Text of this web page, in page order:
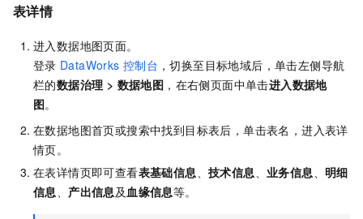
表详情
进入数据地图页面。
登录 DataWorks 控制台 ，切换至目标地域后，单击左侧导航
栏的数据治理 > 数据地图 ，在右侧页面中单击进入数据地
图。
在数据地图首页或搜索中找到目标表后，单击表名，进入表详
情页。
在表详情页即可查看表基础信息 、技术信息 、业务信息
明细
信息
产出信息及 血缘信息等。